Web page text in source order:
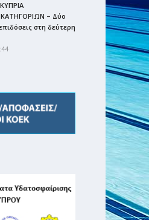
– Δύο
στη δεύτερη